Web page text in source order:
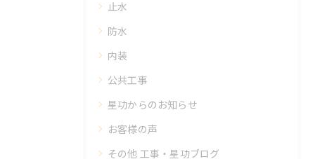
止水
防水
内装
公共工事
星功からのお知らせ
お客様の声
その他 工事・星功ブログ